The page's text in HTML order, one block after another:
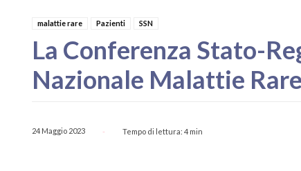
malattie rare Pazienti SSN
La Conferenza Stato-
Nazionale Malattie Rare
24 Maggio 2023 - Tempo di lettura: 4 min